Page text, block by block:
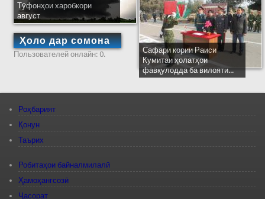
Тӯфонҳои харобкори
август
Ҳоло дар сомона
Пользователей онлайн: 0.
Сафари кории Раиси
Кумитаи ҳолатҳои
фавқулодда ба вилояти...
Роҳбарият
Қонун
Таърих
Робитаҳои байналмилалӣ
Ҳамоҳангсозӣ
Ҷасорат